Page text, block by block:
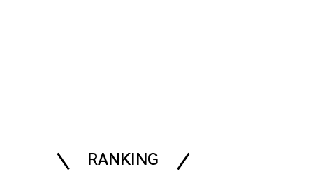
RANKING